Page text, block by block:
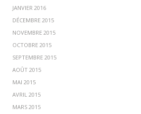
JANVIER 2016
DÉCEMBRE 2015
NOVEMBRE 2015
OCTOBRE 2015
SEPTEMBRE 2015
AOÛT 2015
MAI 2015
AVRIL 2015
MARS 2015